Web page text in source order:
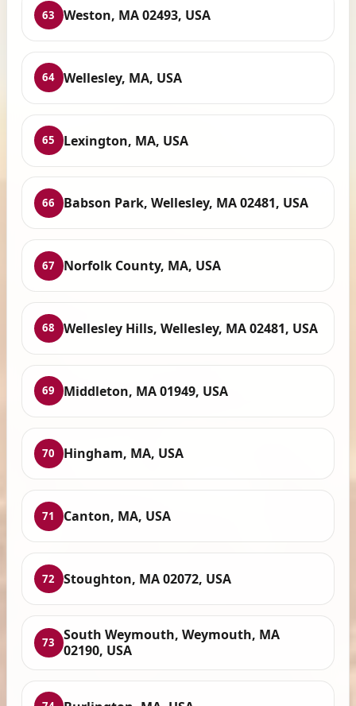
63 Weston, MA 02493, USA
64 Wellesley, MA, USA
65 Lexington, MA, USA
66 Babson Park, Wellesley, MA 02481, USA
67 Norfolk County, MA, USA
68 Wellesley Hills, Wellesley, MA 02481, USA
69 Middleton, MA 01949, USA
70 Hingham, MA, USA
71 Canton, MA, USA
72 Stoughton, MA 02072, USA
73
South Weymouth, Weymouth, MA
02190, USA